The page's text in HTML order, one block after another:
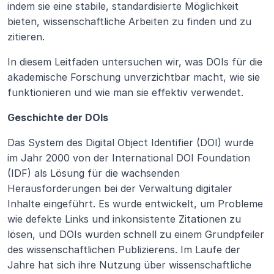
indem sie eine stabile, standardisierte Möglichkeit
bieten, wissenschaftliche Arbeiten zu finden und zu
zitieren.
In diesem Leitfaden untersuchen wir, was DOIs für die
akademische Forschung unverzichtbar macht, wie sie
funktionieren und wie man sie effektiv verwendet.
Geschichte der DOIs
Das System des Digital Object Identifier (DOI) wurde
im Jahr 2000 von der International DOI Foundation
(IDF) als Lösung für die wachsenden
Herausforderungen bei der Verwaltung digitaler
Inhalte eingeführt. Es wurde entwickelt, um Probleme
wie defekte Links und inkonsistente Zitationen zu
lösen, und DOIs wurden schnell zu einem Grundpfeiler
des wissenschaftlichen Publizierens. Im Laufe der
Jahre hat sich ihre Nutzung über wissenschaftliche